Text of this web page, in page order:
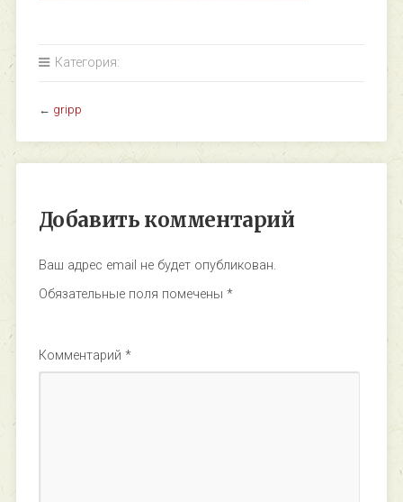
Категория:
← gripp
Добавить комментарий
Ваш адрес email не будет опубликован.
Обязательные поля помечены *
Комментарий *